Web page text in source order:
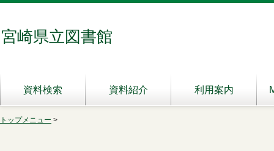
宮崎県立図書館
資料検索 資料紹介 利用案内
トップメニュー >